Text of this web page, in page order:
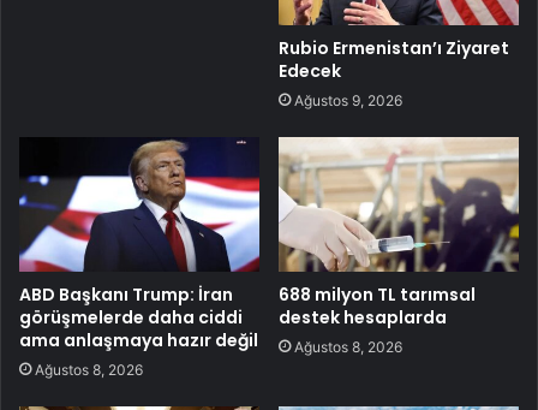
Rubio Ermenistan’ı Ziyaret
Edecek
Ağustos 9, 2026
ABD Başkanı Trump: İran
görüşmelerde daha ciddi
ama anlaşmaya hazır değil
Ağustos 8, 2026
688 milyon TL tarımsal
destek hesaplarda
Ağustos 8, 2026